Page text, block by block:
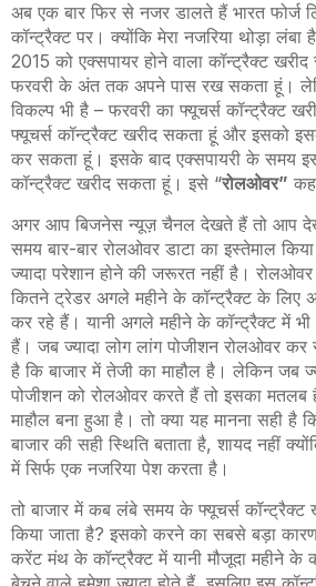
अब एक बार फिर से नजर डालते हैं भारत फोर्ज
कॉन्ट्रैक्ट पर। क्योंकि मेरा नजरिया थोड़ा
2015 को एक्सपायर होने वाला कॉन्ट्रैक्ट
फरवरी के अंत तक अपने पास रख सकता हूं।
विकल्प भी है – फरवरी का फ्यूचर्स कॉन्ट्रैक्ट
फ्यूचर्स कॉन्ट्रैक्ट खरीद सकता हूं और इसको
कर सकता हूं। इसके बाद एक्सपायरी के समय
कॉन्ट्रैक्ट खरीद सकता हूं। इसे “रोलओवर”
अगर आप बिजनेस न्यूज़ चैनल देखते हैं तो आप
समय बार-बार रोलओवर डाटा का इस्तेमाल
ज्यादा परेशान होने की जरूरत नहीं है। रोलओवर
कितने ट्रेडर अगले महीने के कॉन्ट्रैक्ट के लिए
कर रहे हैं। यानी अगले महीने के कॉन्ट्रैक्ट में
हैं। जब ज्यादा लोग लांग पोजीशन रोलओवर कर
है कि बाजार में तेजी का माहौल है। लेकिन जब
पोजीशन को रोलओवर करते हैं तो इसका मतलब
माहौल बना हुआ है। तो क्या यह मानना सही है
बाजार की सही स्थिति बताता है, शायद नहीं
में सिर्फ एक नजरिया पेश करता है।
तो बाजार में कब लंबे समय के फ्यूचर्स कॉन्ट्रैक्ट
किया जाता है? इसको करने का सबसे बड़ा कारण
करेंट मंथ के कॉन्ट्रैक्ट में यानी मौजूदा महीने के